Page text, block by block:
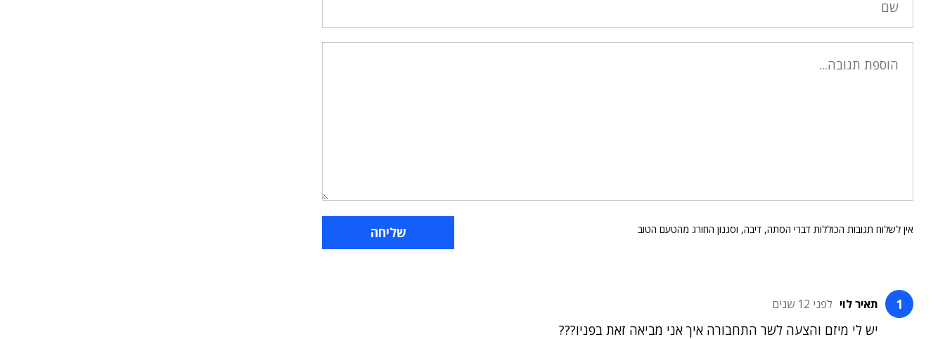
אין לשלוח תגובות הכוללות דברי הסתה, דיבה, וסגנון החורג מהטעם הטוב
תאיר לוי לפני 12 שנים
יש לי מיזם והצעה לשר התחבורה איך אני מביאה זאת בפניו???